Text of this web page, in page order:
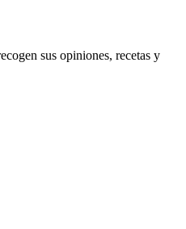
sus opiniones, recetas y